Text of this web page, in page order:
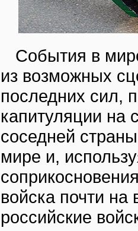
События в
из возможных
последних сил,
капитуляции на
соседней
мире и,
войска почти на
российские